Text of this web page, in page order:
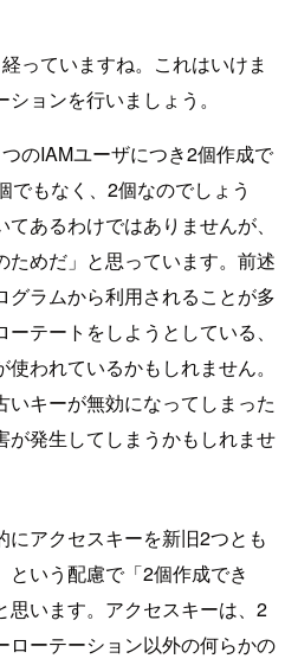
っていますね。これはいけま
ョンを行いましょう。
のIAMユーザにつき2個作成で
でもなく、2個なのでしょう
あるわけではありませんが、
めだ」と思っています。前述
ラムから利用されることが多
テートをしようとしている、
われているかもしれません。
キーが無効になってしまった
が発生してしまうかもしれませ
アクセスキーを新旧2つとも
いう配慮で「2個作成でき
思います。アクセスキーは、2
ローテーション以外の何らかの